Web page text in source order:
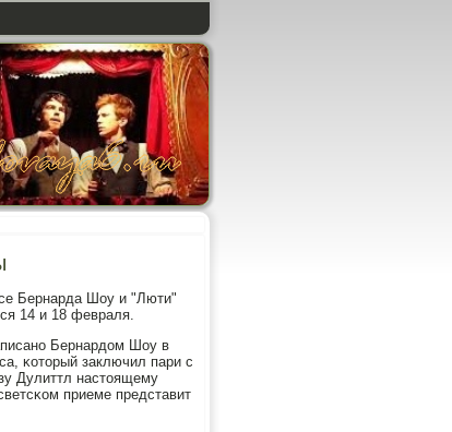
Бернарда Шоу и "Люти"
14 и 18 февраля.
Бернардом Шоу в
κоторый заключил пари с
Дулиттл настоящему
приеме представит